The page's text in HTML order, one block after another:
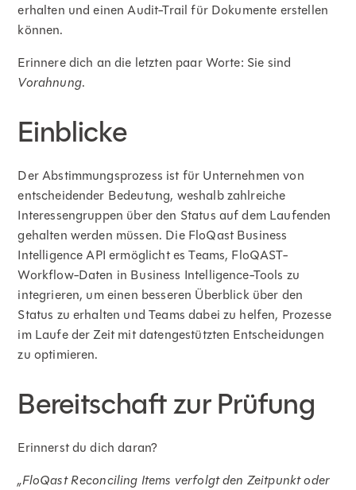
erhalten und einen Audit-Trail für Dokumente erstellen
können.
Erinnere dich an die letzten paar Worte: Sie sind
Vorahnung.
Einblicke
Der Abstimmungsprozess ist für Unternehmen von
entscheidender Bedeutung, weshalb zahlreiche
Interessengruppen über den Status auf dem Laufenden
gehalten werden müssen. Die FloQast Business
Intelligence API ermöglicht es Teams, FloQAST-
Workflow-Daten in Business Intelligence-Tools zu
integrieren, um einen besseren Überblick über den
Status zu erhalten und Teams dabei zu helfen, Prozesse
im Laufe der Zeit mit datengestützten Entscheidungen
zu optimieren.
Bereitschaft zur Prüfung
Erinnerst du dich daran?
„FloQast Reconciling Items verfolgt den Zeitpunkt oder